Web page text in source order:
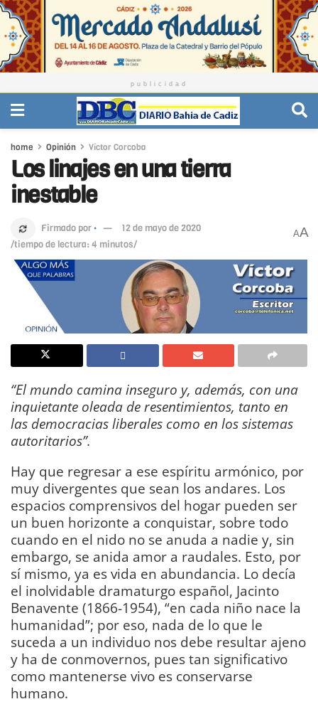
publicidad
home Opinión Víctor Corcoba
Los linajes en una tierra
inestable
Firmado por ·
12 de mayo de 2020
/tiempo de lectura: 4 minutos/
AA
“El mundo camina inseguro y, además, con una
inquietante oleada de resentimientos, tanto en
las democracias liberales como en los sistemas
autoritarios”.
Hay que regresar a ese espíritu armónico, por
muy divergentes que sean los andares. Los
espacios comprensivos del hogar pueden ser
un buen horizonte a conquistar, sobre todo
cuando en el nido no se anuda a nadie y, sin
embargo, se anida amor a raudales. Esto, por
sí mismo, ya es vida en abundancia. Lo decía
el inolvidable dramaturgo español, Jacinto
Benavente (1866-1954), “en cada niño nace la
humanidad”; por eso, nada de lo que le
suceda a un individuo nos debe resultar ajeno
y ha de conmovernos, pues tan significativo
como mantenerse vivo es conservarse
humano.